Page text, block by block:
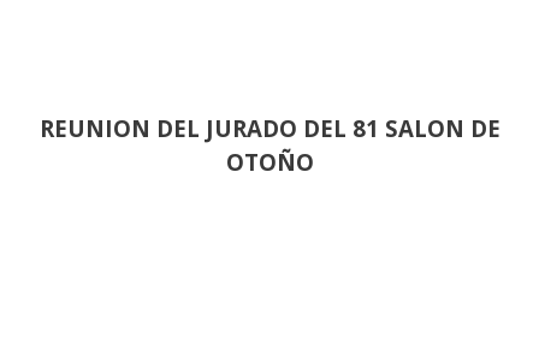
REUNION DEL JURADO DEL 81 SALON DE
OTOÑO